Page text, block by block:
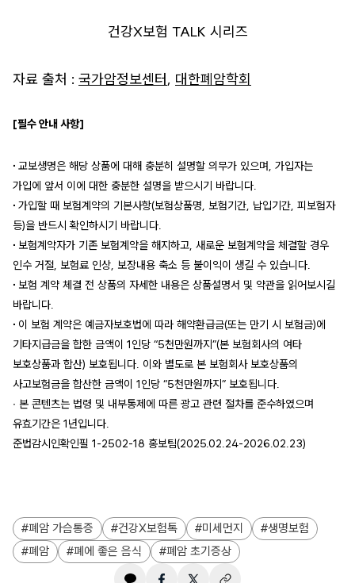
건강X보험 TALK 시리즈
자료 출처 : 국가암정보센터 , 대한폐암학회
[필수 안내 사항]
∙ 교보생명은 해당 상품에 대해 충분히 설명할 의무가 있으며, 가입자는
가입에 앞서 이에 대한 충분한 설명을 받으시기 바랍니다.
∙ 가입할 때 보험계약의 기본사항(보험상품명, 보험기간, 납입기간, 피보험자
등)을 반드시 확인하시기 바랍니다.
∙ 보험계약자가 기존 보험계약을 해지하고, 새로운 보험계약을 체결할 경우
인수 거절, 보험료 인상, 보장내용 축소 등 불이익이 생길 수 있습니다.
∙ 보험 계약 체결 전 상품의 자세한 내용은 상품설명서 및 약관을 읽어보시길
바랍니다.
∙ 이 보험 계약은 예금자보호법에 따라 해약환급금(또는 만기 시 보험금)에
기타지급금을 합한 금액이 1인당 “5천만원까지”(본 보험회사의 여타
보호상품과 합산) 보호됩니다. 이와 별도로 본 보험회사 보호상품의
사고보험금을 합산한 금액이 1인당 “5천만원까지” 보호됩니다.
∙ 본 콘텐츠는 법령 및 내부통제에 따른 광고 관련 절차를 준수하였으며
유효기간은 1년입니다.
준법감시인확인필 1-2502-18 홍보팀(2025.02.24-2026.02.23)
폐암 가슴통증 건강X보험톡 미세먼지
생명보험
폐암
폐에 좋은 음식 폐암 초기증상